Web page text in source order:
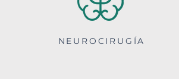
NEUROCIRUGÍA